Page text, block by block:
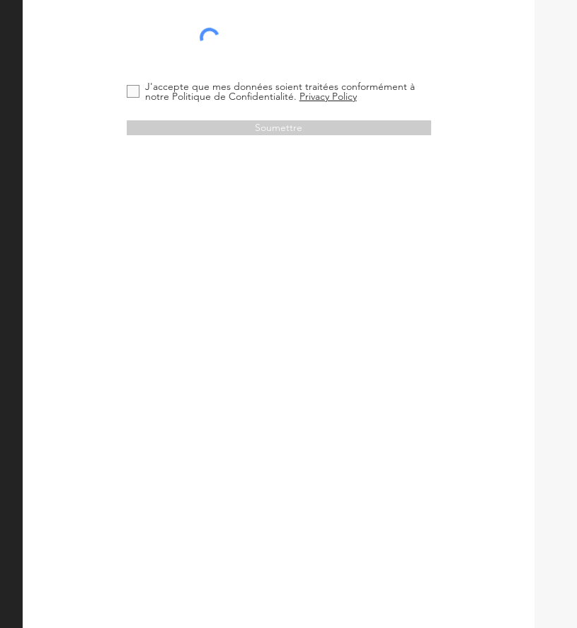
J'accepte que mes données soient traitées conformément à
notre Politique de Confidentialité. Privacy Policy
Soumettre